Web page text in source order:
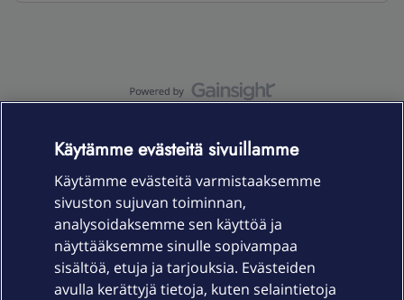
Laitteet & liittymät
Palvelut
Käytämme evästeitä sivuillamme
Käytämme evästeitä varmistaaksemme
sivuston sujuvan toiminnan,
analysoidaksemme sen käyttöä ja
näyttääksemme sinulle sopivampaa
sisältöä, etuja ja tarjouksia. Evästeiden
avulla kerättyjä tietoja, kuten selaintietoja